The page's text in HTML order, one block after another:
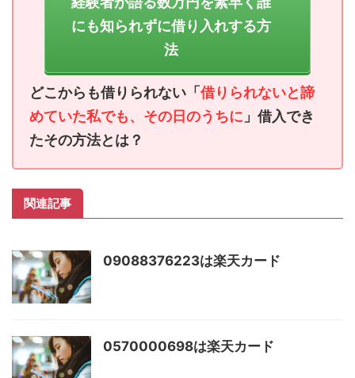
にも知られずに借り入れする方
法
どこからも借りられない「 借りられないと諦
めていた私でも、その日のうちに 」借入でき
たその方法とは？
関連記事
09088376223は楽天カード
0570000698は楽天カード